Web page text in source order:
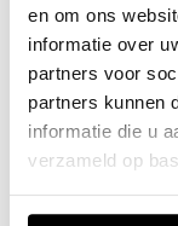
en om ons
informatie over
partners voor
partners kunnen
informatie die u
verzameld op
Application error:
loading